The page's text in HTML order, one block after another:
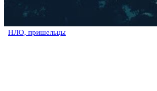
НЛО, пришельцы